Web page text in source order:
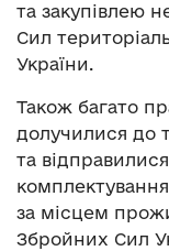
та закупівлею
Сил
України.
Також багато
долучилися до
та
за місцем
Збройних Сил